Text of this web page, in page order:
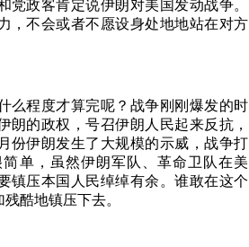
党政客肯定说伊朗对美国发动战争。
，不会或者不愿设身处地地站在对方
么程度才算完呢？战争刚刚爆发的时
朗的政权，号召伊朗人民起来反抗，
份伊朗发生了大规模的示威，战争打
单，虽然伊朗军队、革命卫队在美
镇压本国人民绰绰有余。谁敢在这个
酷地镇压下去。